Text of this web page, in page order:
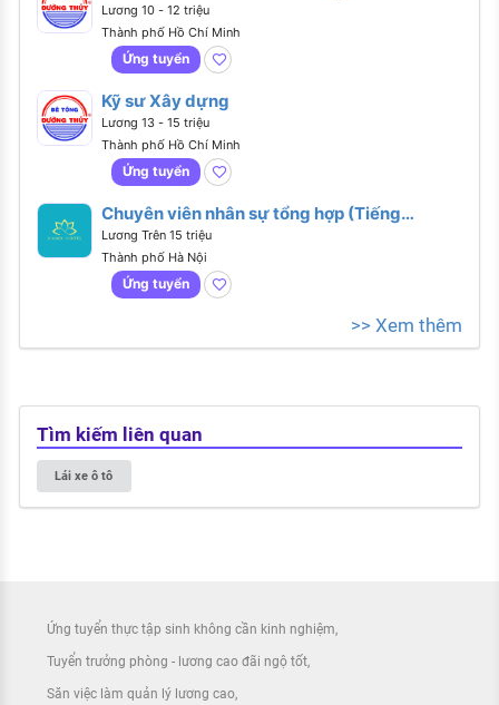
Lương 10 - 12 triệu
Thành phố Hồ Chí Minh
Ứng tuyển
Kỹ sư Xây dựng
Lương 13 - 15 triệu
Thành phố Hồ Chí Minh
Ứng tuyển
Chuyên viên nhân sự tổng hợp (Tiếng
Anh giao tiếp)
Lương Trên 15 triệu
Thành phố Hà Nội
Ứng tuyển
>> Xem thêm
Tìm kiếm liên quan
Lái xe ô tô
Ứng tuyển thực tập sinh không cần kinh nghiệm
Tuyển trưởng phòng - lương cao đãi ngộ tốt
Săn việc làm quản lý lương cao